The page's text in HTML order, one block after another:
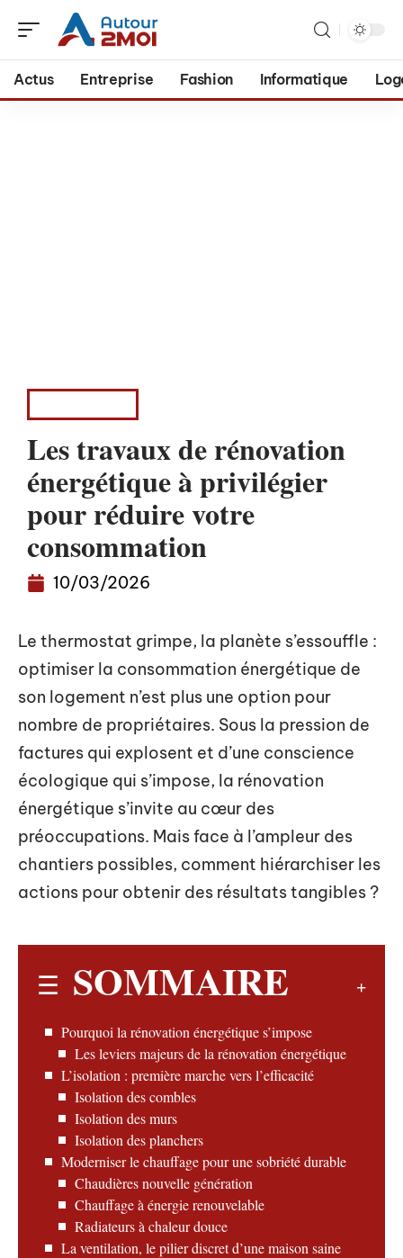
Actus Entreprise Fashion Informatique
Les travaux de rénovation
énergétique à privilégier
pour réduire votre
consommation
10/03/2026
Le thermostat grimpe, la planète s’essouffle :
optimiser la consommation énergétique de
son logement n’est plus une option pour
nombre de propriétaires. Sous la pression de
factures qui explosent et d’une conscience
écologique qui s’impose, la rénovation
énergétique s’invite au cœur des
préoccupations. Mais face à l’ampleur des
chantiers possibles, comment hiérarchiser les
actions pour obtenir des résultats tangibles ?
SOMMAIRE
Pourquoi la rénovation énergétique s’impose
Les leviers majeurs de la rénovation énergétique
L’isolation : première marche vers l’efficacité
Isolation des combles
Isolation des murs
Isolation des planchers
Moderniser le chauffage pour une sobriété durable
Chaudières nouvelle génération
Chauffage à énergie renouvelable
Radiateurs à chaleur douce
La ventilation, le pilier discret d’une maison saine